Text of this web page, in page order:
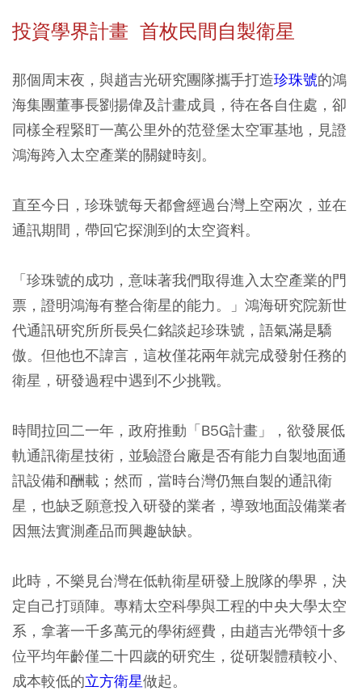
投資學界計畫 首枚民間自製衛星
那個周末夜，與趙吉光研究團隊攜手打造珍珠號的鴻
海集團董事長劉揚偉及計畫成員，待在各自住處，卻
同樣全程緊盯一萬公里外的范登堡太空軍基地，見證
鴻海跨入太空產業的關鍵時刻。
直至今日，珍珠號每天都會經過台灣上空兩次，並在
通訊期間，帶回它探測到的太空資料。
「珍珠號的成功，意味著我們取得進入太空產業的門
票，證明鴻海有整合衛星的能力。」鴻海研究院新世
代通訊研究所所長吳仁銘談起珍珠號，語氣滿是驕
傲。但他也不諱言，這枚僅花兩年就完成發射任務的
衛星，研發過程中遇到不少挑戰。
時間拉回二一年，政府推動「B5G計畫」，欲發展低
軌通訊衛星技術，並驗證台廠是否有能力自製地面通
訊設備和酬載；然而，當時台灣仍無自製的通訊衛
星，也缺乏願意投入研發的業者，導致地面設備業者
因無法實測產品而興趣缺缺。
此時，不樂見台灣在低軌衛星研發上脫隊的學界，決
定自己打頭陣。專精太空科學與工程的中央大學太空
系，拿著一千多萬元的學術經費，由趙吉光帶領十多
位平均年齡僅二十四歲的研究生，從研製體積較小、
成本較低的立方衛星做起。